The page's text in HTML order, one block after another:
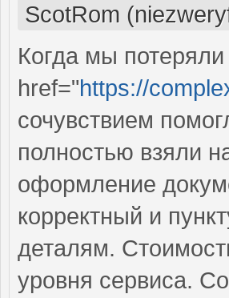
ScotRom
Когда мы потеряли
href="https://
сочувствием
полностью взяли
оформление
корректный и
деталям.
уровня сервиса.